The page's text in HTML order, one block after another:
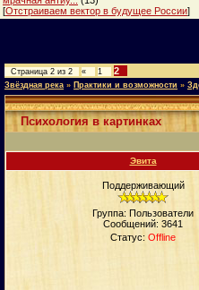
[Отстраиваем вектор в будущее России]
Страница 2 из 2 « 1 2
Звёздная река » Практики и возможности »
Психология в картинках
Эвита
Поддерживающий
Группа: Пользователи
Сообщений: 3641
Статус: Offline